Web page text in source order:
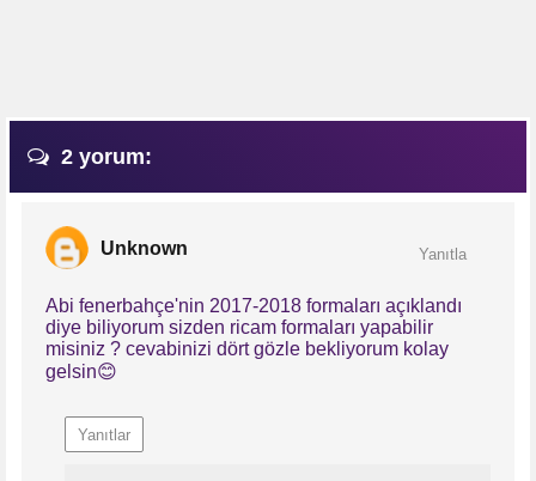
2 yorum:
Unknown
Abi fenerbahçe'nin 2017-2018 formaları açıklandı
diye biliyorum sizden ricam formaları yapabilir
misiniz ? cevabinizi dört gözle bekliyorum kolay
gelsin😊
Yanıtla
Yanıtlar